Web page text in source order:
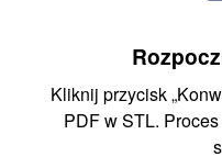
Kliknij przycisk
PDF w STL.